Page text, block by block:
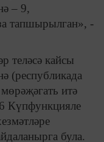
– 9,
тапшырылган», -
теләсә кайсы
(республикада
итә
Күпфункцияле
була.